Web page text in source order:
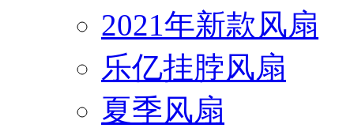
2021年新款风扇
乐亿挂脖风扇
夏季风扇